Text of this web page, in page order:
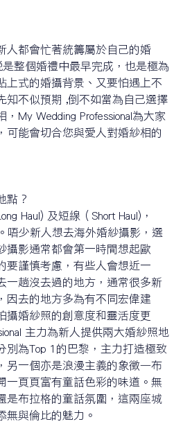
人都會忙著統籌屬於自己的婚
是整個婚禮中最早完成，也是極為
上式的婚攝背景、又要怕遇上不
知不似預期 ,倒不如當為自己選擇
My Wedding Professional為大家
可能會切合您與愛人對婚紗相的
點？
Haul) 及短線（Short Haul)，
唔少新人想去海外婚紗攝影，選
攝影通常都會第一時間想起歐
要謹慎考慮，有些人會想近一
一趟沒去過的地方，通常很多新
因去的地方多為有不同宏偉建
攝婚紗照的創意度和靈活度更
主力為新人提供兩大婚紗照地
別為Top 1的巴黎，主力打造極致
另一個亦是浪漫主義的象徵—布
一頁頁富有童話色彩的味道。無
是布拉格的童話氛圍，這兩座城
無與倫比的魅力。